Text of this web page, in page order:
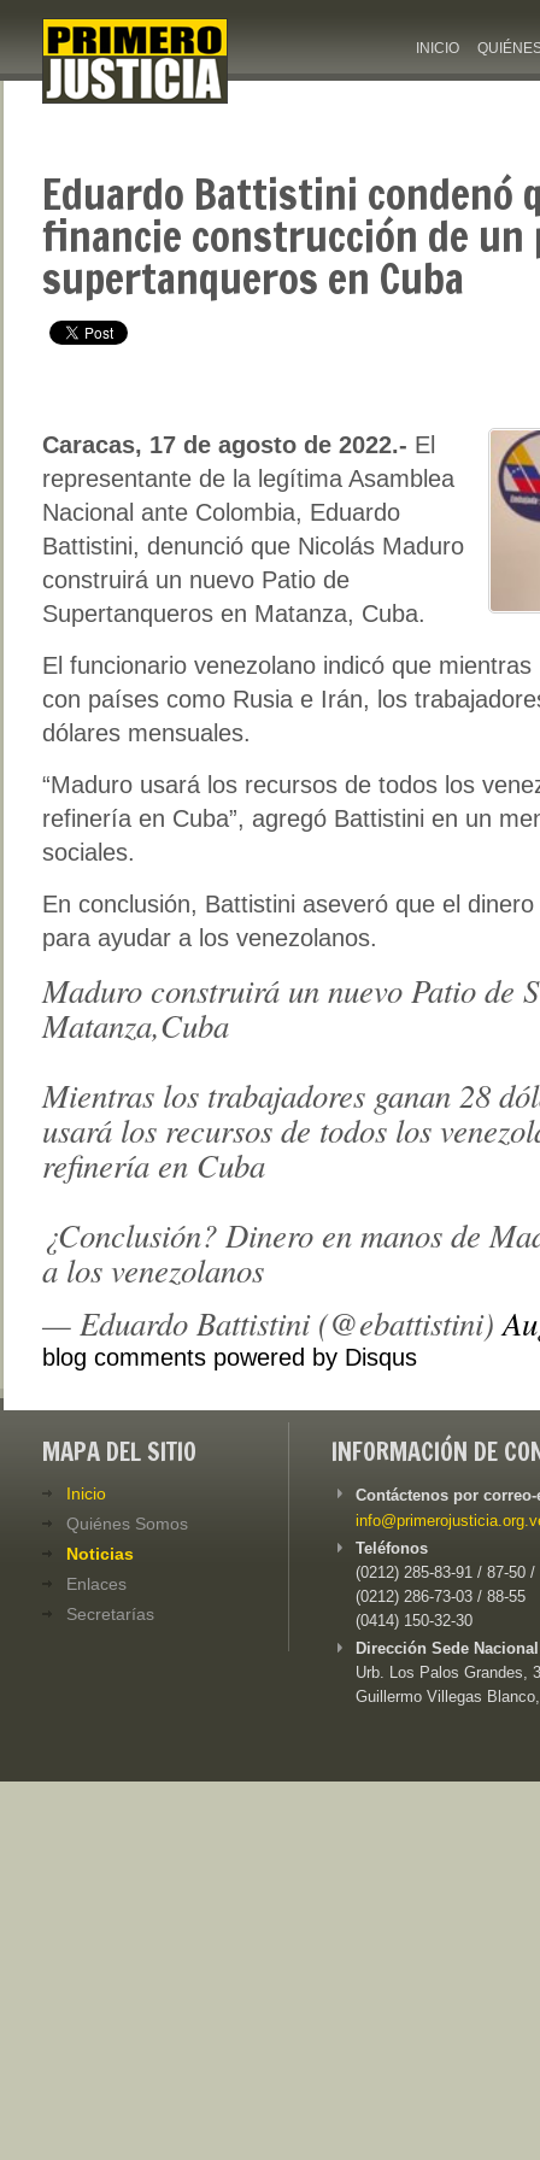
INICIO
Eduardo Battistini condenó
financie construcción de un
supertanqueros en Cuba
Caracas, 17 de agosto de 2022.- El
representante de la legítima Asamblea
Nacional ante Colombia, Eduardo
Battistini, denunció que Nicolás Maduro
construirá un nuevo Patio de
Supertanqueros en Matanza, Cuba.
El funcionario venezolano indicó que
con países como Rusia e Irán, los
dólares mensuales.
“Maduro usará los recursos de todos los
refinería en Cuba”, agregó Battistini en un
sociales.
En conclusión, Battistini aseveró que el
para ayudar a los venezolanos.
Maduro construirá un nuevo Patio de
Matanza,Cuba
Mientras los trabajadores ganan 28
usará los recursos de todos los
refinería en Cuba
¿Conclusión? Dinero en manos de
a los venezolanos
— Eduardo Battistini (@ebattistini)
blog comments powered by Disqus
MAPA DEL SITIO
Inicio
Quiénes Somos
Noticias
Enlaces
Secretarías
INFORMACIÓN DE
Contáctenos por
Teléfonos
(0212) 285-83-91 / 87-50 /
(0212) 286-73-03 / 88-55
(0414) 150-32-30
Dirección Sede
Urb. Los Palos Grandes,
Guillermo Villegas